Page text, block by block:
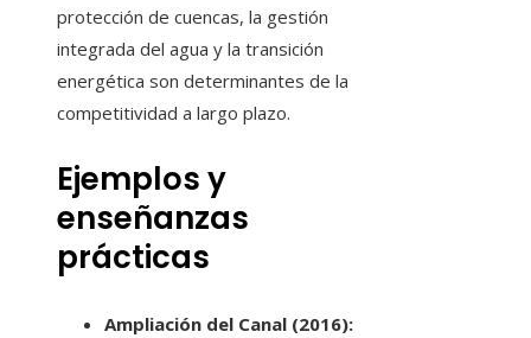
protección de cuencas, la gestión
integrada del agua y la transición
energética son determinantes de la
competitividad a largo plazo.
Ejemplos y
enseñanzas
prácticas
Ampliación del Canal (2016):